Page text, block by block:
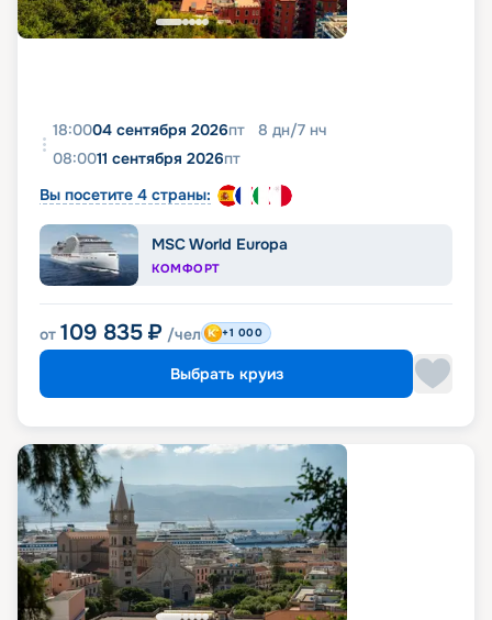
18:0004 сентября 2026пт 8 дн/7 нч
08:0011 сентября 2026пт
Вы посетите 4 страны:
MSC World Europa
КОМФОРТ
от 109 835 ₽ /чел +1 000
Выбрать круиз